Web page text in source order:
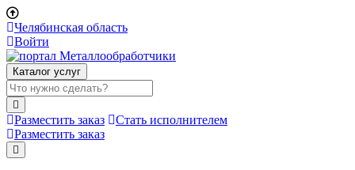
Челябинская область
Войти
Каталог услуг
Разместить заказ
Стать исполнителем
Разместить заказ